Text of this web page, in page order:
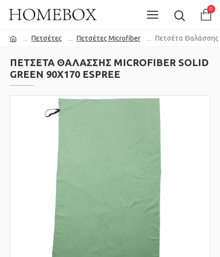
0
Πετσέτες Πετσέτες Microfiber Πετσέτα Θαλάσσης
ΠΕΤΣΈΤΑ ΘΑΛΆΣΣΗΣ MICROFIBER SOLID
GREEN 90X170 ESPREE